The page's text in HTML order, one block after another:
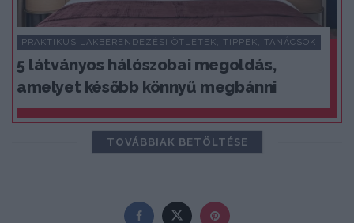
PRAKTIKUS LAKBERENDEZÉSI ÖTLETEK, TIPPEK, TANÁCSOK
5 látványos hálószobai megoldás,
amelyet később könnyű megbánni
TOVÁBBIAK BETÖLTÉSE